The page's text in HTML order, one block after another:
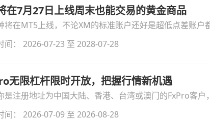
在7月27日上线周末也能交易的黄金商品
将在MT5上线，不论XM的标准账户还好是超低点差账户
间： 2026-07-23 至 2028-07-28
无限杠杆限时开放，把握行情新机遇
是注册地址为中国大陆、香港、台湾或澳门的FxPro客
锁无限倍杠杆福利，无需额外复杂操作。
间： 2026-07-09 至 2026-08-28